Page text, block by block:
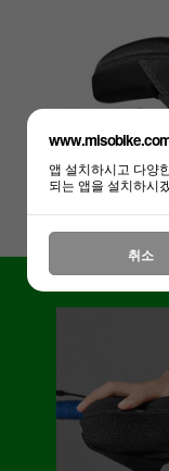
앱 설치하시고 다양
되는 앱을 설치하시
취소